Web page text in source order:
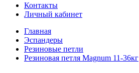
Контакты
Личный кабинет
Главная
Эспандеры
Резиновые петли
Резиновая петля Magnum 11-36кг